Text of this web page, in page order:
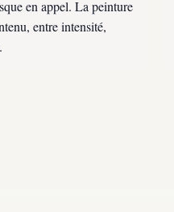
en appel. La peinture
entre intensité,